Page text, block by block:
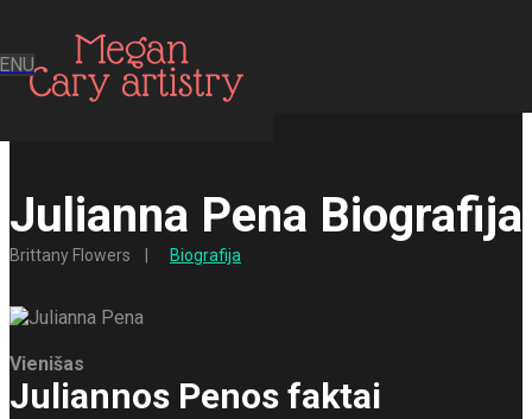
Julianna Pena Biografija
Brittany Flowers Biografija
Vienišas
Juliannos Penos faktai